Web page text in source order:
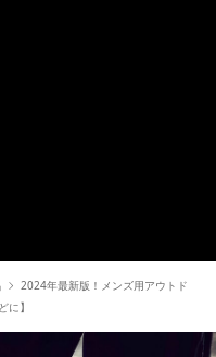
2024年最新版！メンズ用アウトド
に】